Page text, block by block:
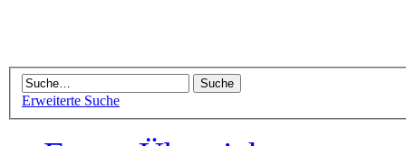
Erweiterte Suche